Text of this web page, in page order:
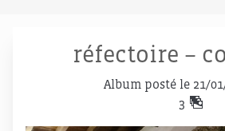
réfectoire –
Album posté le 21/
3